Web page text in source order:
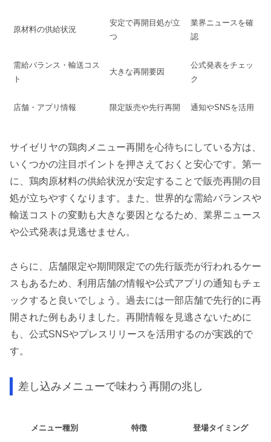
原材料の供給状況
安定で再開目処が立
つ
業界ニュースを確
認
需給バランス・輸送コス
ト
大きな再開要因
公式発表をチェッ
ク
店舗・アプリ情報 限定販売や先行再開 通知やSNSを活用
サイゼリヤの鶏肉メニュー再開を心待ちにしている方は、
いくつかの注目ポイントを押さえておくと安心です。第一
に、鶏肉原材料の供給状況が安定することで販売再開の目
処が立ちやすくなります。また、世界的な需給バランスや
輸送コストの変動も大きな要因となるため、業界ニュース
や公式発表は見逃せません。
さらに、店舗限定や期間限定での先行販売が行われるケー
スもあるため、利用店舗の情報や公式アプリの通知もチェ
ックすると良いでしょう。過去には一部店舗で先行的に再
開された例もありました。再開情報を見逃さないために
も、公式SNSやプレスリリースを活用するのが実践的で
す。
差し込みメニューで味わう再開の兆し
メニュー種別 特徴 登場タイミング